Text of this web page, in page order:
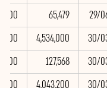
29/
65,479
0.00
30/
4,534,000
0.00
30/
127,568
0.00
30/
4,043,200
0.00